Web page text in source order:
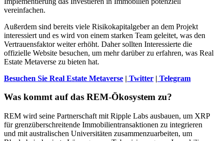
vereinfachen.
Außerdem sind bereits viele Risikokapitalgeber an dem Projekt
interessiert und es wird von einem starken Team geleitet, was den
Vertrauensfaktor weiter erhöht. Daher sollten Interessierte die
offizielle Website besuchen, um mehr darüber zu erfahren, was Real
Estate Metaverse zu bieten hat.
Besuchen Sie Real Estate Metaverse | Twitter | Telegram
Was kommt auf das REM-Ökosystem zu?
REM wird seine Partnerschaft mit Ripple Labs ausbauen, um XRP
für grenzüberschreitende Immobilientransaktionen zu integrieren
und mit australischen Universitäten zusammenzuarbeiten, um